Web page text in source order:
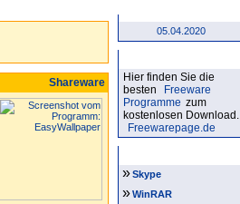
Shareware
05.04.2020
Hier finden Sie die
besten
Freeware
Programme zum
kostenlosen Download.
Freewarepage.de
»Skype
»WinRAR